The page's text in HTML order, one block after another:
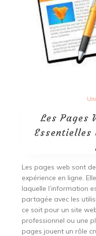
Les Pages
Essentielles
Les pages web sont
expérience en ligne.
laquelle l’information
partagée avec les
ce soit pour un site
professionnel ou une
pages jouent un rôle